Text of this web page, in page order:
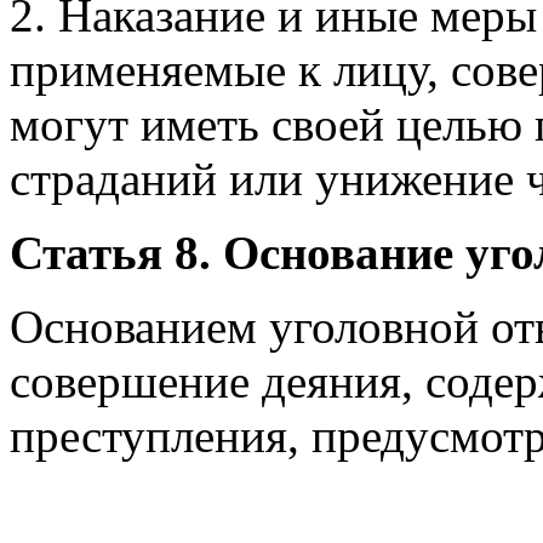
2. Наказание и иные меры
применяемые к лицу,
могут иметь своей
страданий или унижение
Статья 8. Основание
Основанием уголовной
совершение деяния,
преступления,